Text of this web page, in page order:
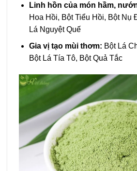
Linh hồn của món hầm,
Hoa Hồi, Bột Tiểu Hồi, Bột Nụ
Lá Nguyệt Quế
Gia vị tạo mùi thơm: Bột Lá
Bột Lá Tía Tô, Bột Quả Tắc